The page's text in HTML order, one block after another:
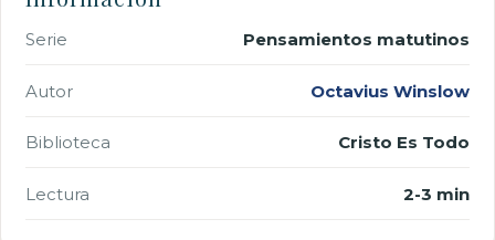
Serie Pensamientos matutinos
Autor Octavius Winslow
Biblioteca Cristo Es Todo
Lectura 2-3 min